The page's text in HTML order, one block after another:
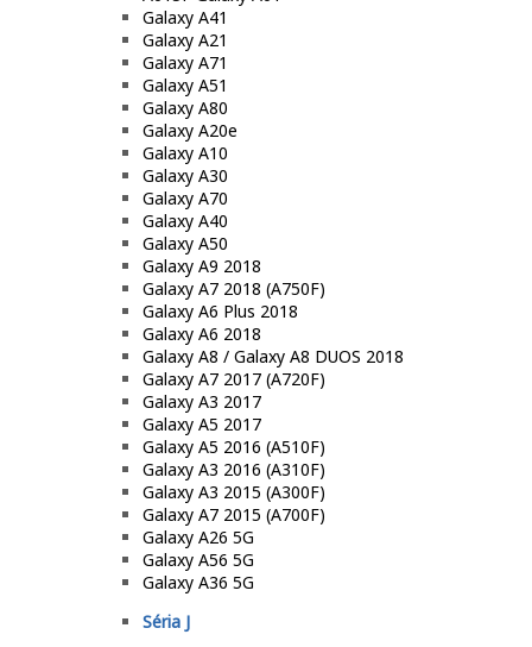
Galaxy A41
Galaxy A21
Galaxy A71
Galaxy A51
Galaxy A80
Galaxy A20e
Galaxy A10
Galaxy A30
Galaxy A70
Galaxy A40
Galaxy A50
Galaxy A9 2018
Galaxy A7 2018 (A750F)
Galaxy A6 Plus 2018
Galaxy A6 2018
Galaxy A8 / Galaxy A8 DUOS 2018
Galaxy A7 2017 (A720F)
Galaxy A3 2017
Galaxy A5 2017
Galaxy A5 2016 (A510F)
Galaxy A3 2016 (A310F)
Galaxy A3 2015 (A300F)
Galaxy A7 2015 (A700F)
Galaxy A26 5G
Galaxy A56 5G
Galaxy A36 5G
Séria J